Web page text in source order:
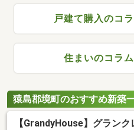
戸建て購入のコ
住まいのコラ
猿島郡境町のおすすめ新築
【GrandyHouse】グラン